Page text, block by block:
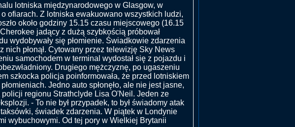
lotniska międzynarodowego w Glasgow, w
ofiarach. Z lotniska ewakuowano wszystkich ludzi,
około godziny 15.15 czasu miejscowego (16.15
jadący z dużą szybkością próbował
wydobywały się płomienie. Świadkowie zdarzenia
płonął. Cytowany przez telewizję Sky News
samochodem w terminal wydostał się z pojazdu i
Drugiego mężczyznę, po ugaszeniu
szkocka policja poinformowała, że przed lotniskiem
Jedno auto spłonęło, ale nie jest jasne,
regionu Strathclyde Lisa O'Neil. Jeden ze
- To nie był przypadek, to był świadomy atak
świadek zdarzenia. W piątek w Londynie
wybuchowymi. Od tej pory w Wielkiej Brytanii